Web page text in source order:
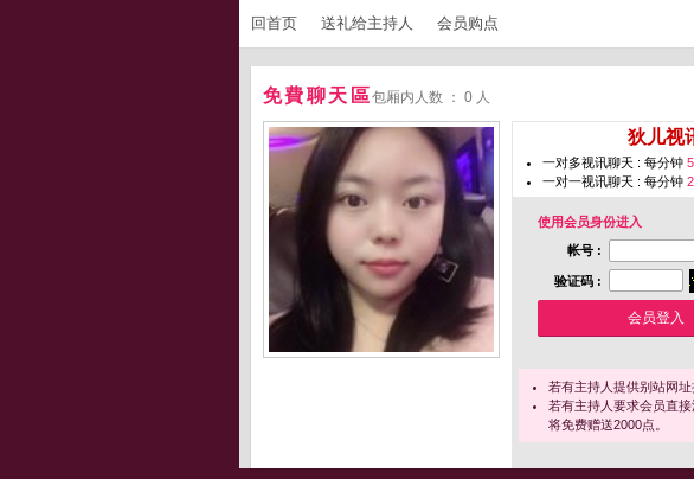
回首页 送礼给主持人 会员购点
免費聊天區包厢内人数 ： 0 人
狄儿视
一对多视讯聊天 : 每分钟 5
一对一视讯聊天 : 每分钟
使用会员身份进入
帐号 :
验证码 :
若有主持人提供别站网
若有主持人要求会员直
将免费赠送2000点。